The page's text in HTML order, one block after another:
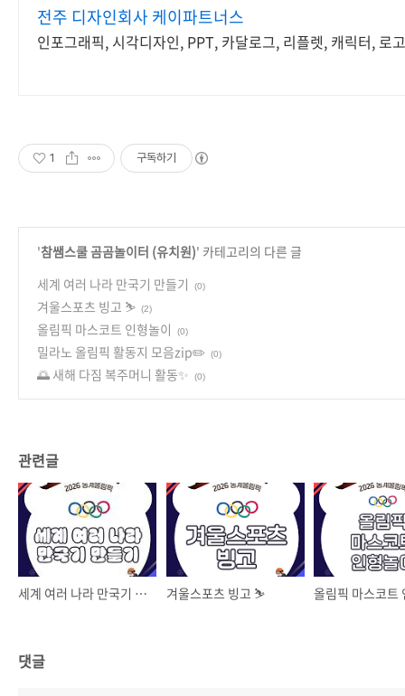
전주 디자인회사 케이파트너스
인포그래픽, 시각디자인, PPT, 카달로그, 리플렛, 캐릭터, 로
1 구독하기
'참쌤스쿨 곰곰놀이터 (유치원)' 카테고리의 다른 글
세계 여러 나라 만국기 만들기
(0)
겨울스포츠 빙고 ⛷️ (2)
올림픽 마스코트 인형놀이 (0)
밀라노 올림픽 활동지 모음zip✏️ (0)
🌅 새해 다짐 복주머니 활동✨ (0)
관련글
세계 여러 나라 만국기 만들기 겨울스포츠 빙고 ⛷️
댓글